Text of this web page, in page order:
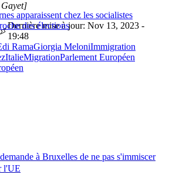
apparaissent chez les socialistes
des élections
Dernière mise à jour: Nov 13, 2023 -
19:48
RamaGiorgia MeloniImmigration
ItalieMigrationParlement Européen
à Bruxelles de ne pas s'immiscer
l'UE